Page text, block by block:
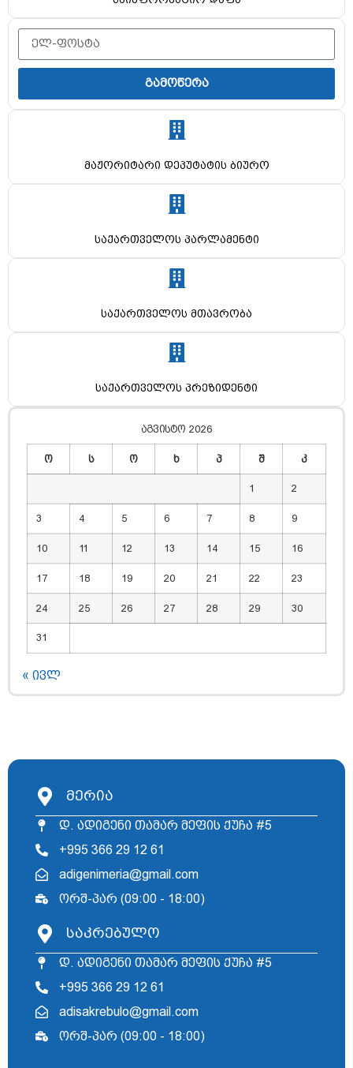
გამოწერა
მაჟორიტარი დეპუტატის ბიურო
საქართველოს პარლამენტი
საქართველოს მთავრობა
საქართველოს პრეზიდენტი
აგვისტო 2026
ო ს ო ხ პ შ კ
1 2
3 4 5 6 7 8 9
10 11 12 13 14 15 16
17 18 19 20 21 22 23
24 25 26 27 28 29 30
31
« ივლ
მერია
დ. ადიგენი თამარ მეფის ქუჩა #5
+995 366 29 12 61
adigenimeria@gmail.com
ორშ-პარ (09:00 - 18:00)
საკრებულო
დ. ადიგენი თამარ მეფის ქუჩა #5
+995 366 29 12 61
adisakrebulo@gmail.com
ორშ-პარ (09:00 - 18:00)